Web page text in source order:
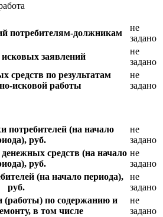
потребителям-должникам
не
задано
заявлений
не
задано
средств по результатам
исковой работы
не
задано
потребителей (на начало
руб.
не
задано
средств (на начало
руб.
не
задано
(на начало периода),
руб.
не
задано
(работы) по содержанию и
в том числе
не
задано